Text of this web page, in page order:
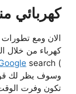
كهربائي
الان ومع
كهرباء من
)
وسوف يظر لك
تكون وفرت